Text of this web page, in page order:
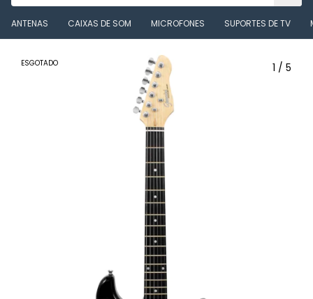
ANTENAS CAIXAS DE SOM MICROFONES SUPORTES DE TV
ESGOTADO 1 / 5